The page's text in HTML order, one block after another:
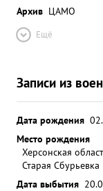
Архив ЦАМО
Ещё
Записи из
Дата рождения
Место рождения
Херсонская
Старая Сбурьевка
Дата выбытия